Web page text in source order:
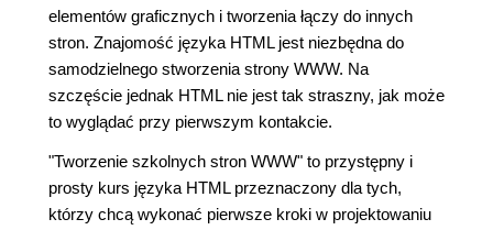
elementów graficznych i tworzenia łączy do innych
stron. Znajomość języka HTML jest niezbędna do
samodzielnego stworzenia strony WWW. Na
szczęście jednak HTML nie jest tak straszny, jak może
to wyglądać przy pierwszym kontakcie.
"Tworzenie szkolnych stron WWW" to przystępny i
prosty kurs języka HTML przeznaczony dla tych,
którzy chcą wykonać pierwsze kroki w projektowaniu